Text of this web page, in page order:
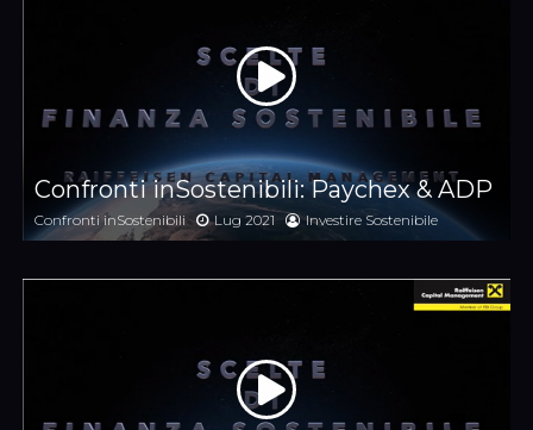
Confronti inSostenibili: Paychex & ADP
Confronti inSostenibili Lug 2021 Investire Sostenibile